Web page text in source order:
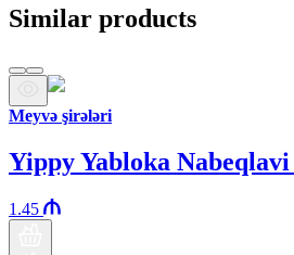
Similar products
Meyvə şirələri
Yippy Yabloka Nabeqlavi
1.45